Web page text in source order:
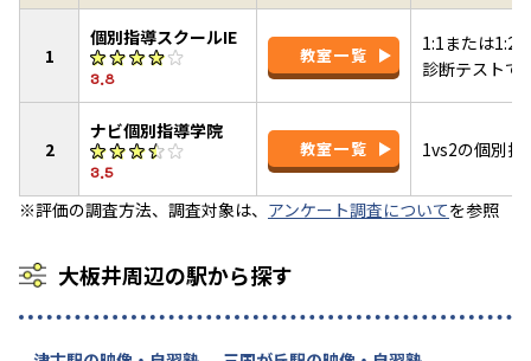
1
個別指導スクールIE
3.8
教室一覧
1:1または1:2
診断テストで
2
ナビ個別指導学院
3.5
教室一覧 1vs2の個別指
※評価の調査方法、調査対象は、 アンケート調査についてを参照
大板井周辺の駅から探す